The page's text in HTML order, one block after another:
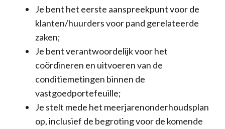
Je bent het eerste aanspreekpunt voor de
klanten/huurders voor pand gerelateerde
zaken;
Je bent verantwoordelijk voor het
coördineren en uitvoeren van de
conditiemetingen binnen de
vastgoedportefeuille;
Je stelt mede het meerjarenonderhoudsplan
op, inclusief de begroting voor de komende